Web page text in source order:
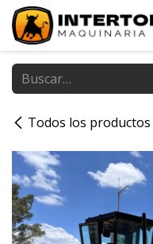
Ir al contenido
Todos los productos